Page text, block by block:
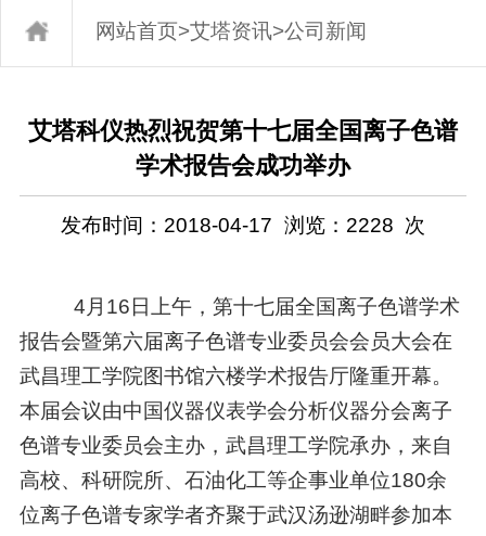
网站首页>艾塔资讯>公司新闻
艾塔科仪热烈祝贺第十七届全国离子色谱
学术报告会成功举办
发布时间：2018-04-17 浏览： 2228 次
4月16日上午，第十七届全国离子色谱学术
报告会暨第六届离子色谱专业委员会会员大会在
武昌理工学院图书馆六楼学术报告厅隆重开幕。
本届会议由中国仪器仪表学会分析仪器分会离子
色谱专业委员会主办，武昌理工学院承办，来自
高校、科研院所、石油化工等企事业单位180余
位离子色谱专家学者齐聚于武汉汤逊湖畔参加本